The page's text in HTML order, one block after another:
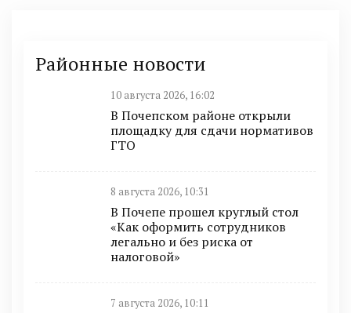
Районные новости
10 августа 2026, 16:02
В Почепском районе открыли
площадку для сдачи нормативов
ГТО
8 августа 2026, 10:31
В Почепе прошел круглый стол
«Как оформить сотрудников
легально и без риска от
налоговой»
7 августа 2026, 10:11